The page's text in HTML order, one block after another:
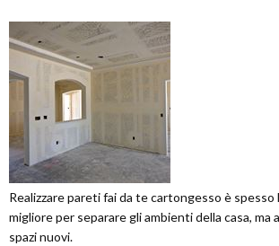
Realizzare pareti fai da te cartongesso è spesso
migliore per separare gli ambienti della casa, ma
spazi nuovi.